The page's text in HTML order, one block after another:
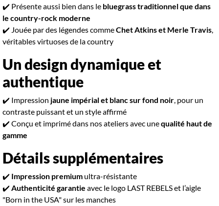
✔️ Présente aussi bien dans le bluegrass traditionnel que dans
le country-rock moderne
✔️ Jouée par des légendes commeChet Atkins et Merle Travis,
véritables virtuoses de la country
Un design dynamique et
authentique
✔️ Impression jaune impérial et blanc sur fond noir, pour un
contraste puissant et un style affirmé
✔️ Conçu et imprimé dans nos ateliers avec unequalité haut de
gamme
Détails supplémentaires
✔️ Impression premium ultra-résistante
✔️ Authenticité garantie avec le logo LAST REBELS et l’aigle
"Born in the USA" sur les manches